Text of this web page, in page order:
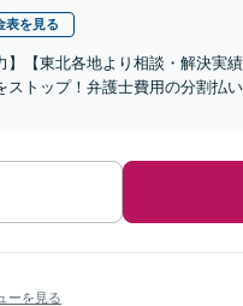
表を見る
】【東北各地より相談・解決
ストップ！弁護士費用の分割払
ーを見る